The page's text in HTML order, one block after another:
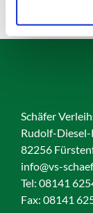
Schäfer
Rudolf-Diesel-
82256
info@vs-
Tel: 08141
Fax: 08141